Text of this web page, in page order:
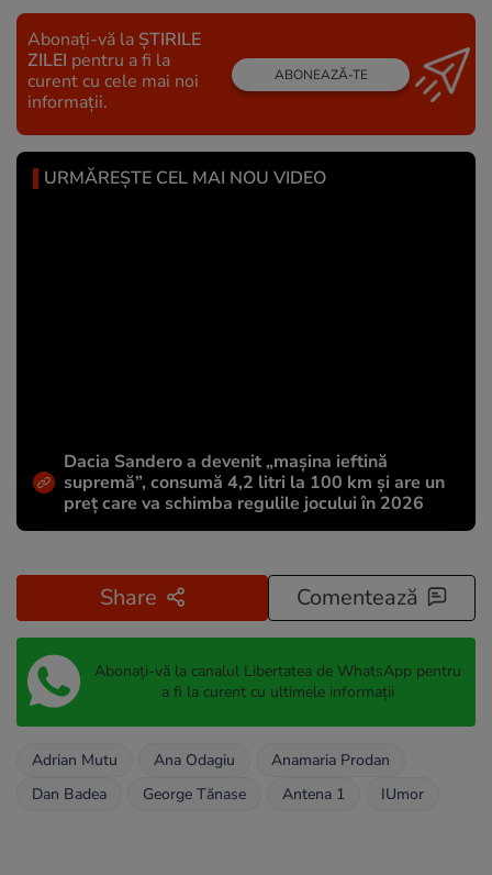
Abonați-vă la ȘTIRILE
ZILEI pentru a fi la
curent cu cele mai noi
informații.
ABONEAZĂ-TE
URMĂREȘTE CEL MAI NOU VIDEO
Dacia Sandero a devenit „mașina ieftină
supremă”, consumă 4,2 litri la 100 km și are un
preț care va schimba regulile jocului în 2026
Share Comentează
Abonați-vă la canalul Libertatea de WhatsApp pentru
a fi la curent cu ultimele informații
Adrian Mutu Ana Odagiu
Anamaria Prodan
Dan Badea
George Tănase Antena 1 IUmor